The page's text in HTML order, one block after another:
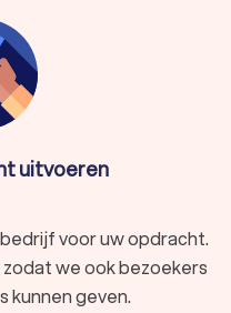
uitvoeren
voor uw opdracht.
we ook bezoekers
kunnen geven.